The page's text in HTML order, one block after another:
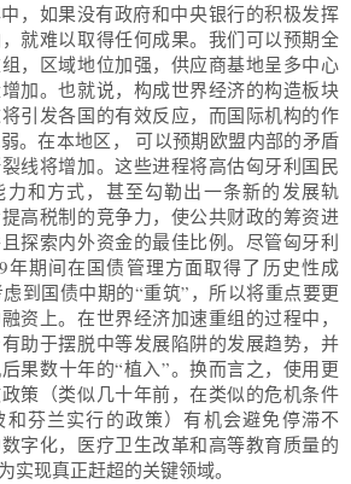
，如果没有政府和中央银行的积极发挥
就难以取得任何成果。我们可以预期全
，区域地位加强，供应商基地呈多中心
加。也就说，构成世界经济的构造板块
引发各国的有效反应，而国际机构的作
。在本地区， 可以预期欧盟内部的矛盾
线将增加。这些进程将高估匈牙利国民
力和方式，甚至勾勒出一条新的发展轨
高税制的竞争力，使公共财政的筹资进
探索内外资金的最佳比例。尽管匈牙利
年期间在国债管理方面取得了历史性成
到国债中期的“重筑”，所以将重点要更
资上。在世界经济加速重组的过程中，
助于摆脱中等发展陷阱的发展趋势，并
果数十年的“植入”。换而言之，使用更
策（类似几十年前，在类似的危机条件
和芬兰实行的政策）有机会避免停滞不
字化，医疗卫生改革和高等教育质量的
实现真正赶超的关键领域。